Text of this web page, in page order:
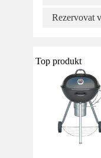
Rezervovat
Top produkt